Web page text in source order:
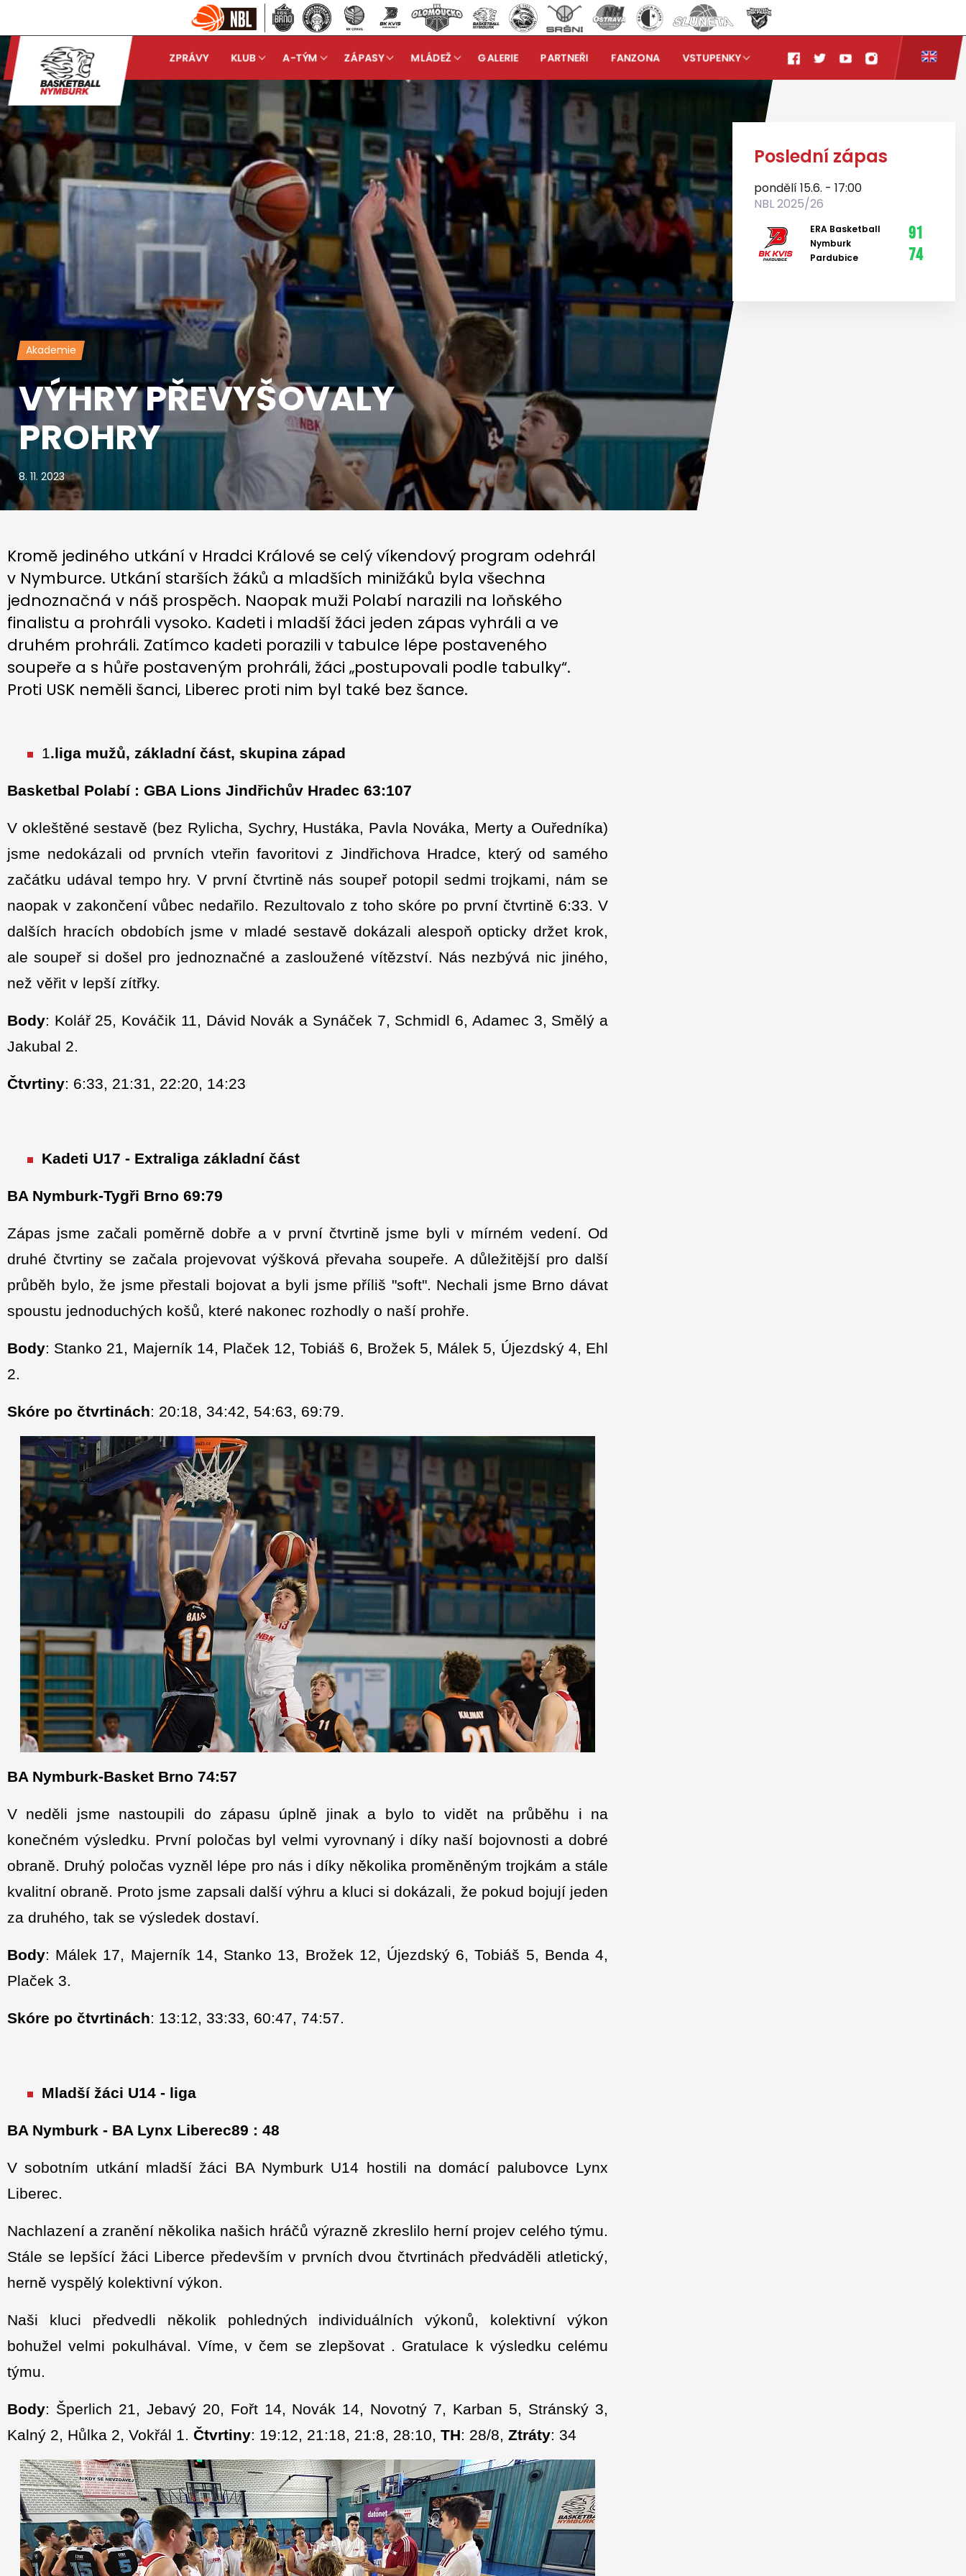
ZPRÁVY KLUB A-TÝM ZÁPASY MLÁDEŽ GALERIE PARTNEŘI FANZONA VSTUPENKY
Akademie
VÝHRY PŘEVYŠOVALY
PROHRY
8. 11. 2023
Kromě jediného utkání v Hradci Králové se celý víkendový program odehrál
v Nymburce. Utkání starších žáků a mladších minižáků byla všechna
jednoznačná v náš prospěch. Naopak muži Polabí narazili na loňského
finalistu a prohráli vysoko. Kadeti i mladší žáci jeden zápas vyhráli a ve
druhém prohráli. Zatímco kadeti porazili v tabulce lépe postaveného
soupeře a s hůře postaveným prohráli, žáci „postupovali podle tabulky“.
Proti USK neměli šanci, Liberec proti nim byl také bez šance.
1.liga mužů, základní část, skupina západ
Basketbal Polabí : GBA Lions Jindřichův Hradec 63:107
V okleštěné sestavě (bez Rylicha, Sychry, Hustáka, Pavla Nováka, Merty a Ouředníka)
jsme nedokázali od prvních vteřin favoritovi z Jindřichova Hradce, který od samého
začátku udával tempo hry. V první čtvrtině nás soupeř potopil sedmi trojkami, nám se
naopak v zakončení vůbec nedařilo. Rezultovalo z toho skóre po první čtvrtině 6:33. V
dalších hracích obdobích jsme v mladé sestavě dokázali alespoň opticky držet krok,
ale soupeř si došel pro jednoznačné a zasloužené vítězství. Nás nezbývá nic jiného,
než věřit v lepší zítřky.
Body: Kolář 25, Kováčik 11, Dávid Novák a Synáček 7, Schmidl 6, Adamec 3, Smělý a
Jakubal 2.
Čtvrtiny: 6:33, 21:31, 22:20, 14:23
Kadeti U17 - Extraliga základní část
BA Nymburk-Tygři Brno 69:79
Zápas jsme začali poměrně dobře a v první čtvrtině jsme byli v mírném vedení. Od
druhé čtvrtiny se začala projevovat výšková převaha soupeře. A důležitější pro další
průběh bylo, že jsme přestali bojovat a byli jsme příliš "soft". Nechali jsme Brno dávat
spoustu jednoduchých košů, které nakonec rozhodly o naší prohře.
Body: Stanko 21, Majerník 14, Plaček 12, Tobiáš 6, Brožek 5, Málek 5, Újezdský 4, Ehl
2.
Skóre po čtvrtinách: 20:18, 34:42, 54:63, 69:79.
BA Nymburk-Basket Brno 74:57
V neděli jsme nastoupili do zápasu úplně jinak a bylo to vidět na průběhu i na
konečném výsledku. První poločas byl velmi vyrovnaný i díky naší bojovnosti a dobré
obraně. Druhý poločas vyzněl lépe pro nás i díky několika proměněným trojkám a stále
kvalitní obraně. Proto jsme zapsali další výhru a kluci si dokázali, že pokud bojují jeden
za druhého, tak se výsledek dostaví.
Body: Málek 17, Majerník 14, Stanko 13, Brožek 12, Újezdský 6, Tobiáš 5, Benda 4,
Plaček 3.
Skóre po čtvrtinách: 13:12, 33:33, 60:47, 74:57.
Mladší žáci U14 - liga
BA Nymburk - BA Lynx Liberec89 : 48
V sobotním utkání mladší žáci BA Nymburk U14 hostili na domácí palubovce Lynx
Liberec.
Nachlazení a zranění několika našich hráčů výrazně zkreslilo herní projev celého týmu.
Stále se lepšící žáci Liberce především v prvních dvou čtvrtinách předváděli atletický,
herně vyspělý kolektivní výkon.
Naši kluci předvedli několik pohledných individuálních výkonů, kolektivní výkon
bohužel velmi pokulhával. Víme, v čem se zlepšovat . Gratulace k výsledku celému
týmu.
Body: Šperlich 21, Jebavý 20, Fořt 14, Novák 14, Novotný 7, Karban 5, Stránský 3,
Kalný 2, Hůlka 2, Vokřál 1. Čtvrtiny: 19:12, 21:18, 21:8, 28:10, TH: 28/8, Ztráty: 34
Poslední zápas
pondělí 15.6. - 17:00
NBL 2025/26
ERA Basketball
Nymburk
Pardubice
91
74